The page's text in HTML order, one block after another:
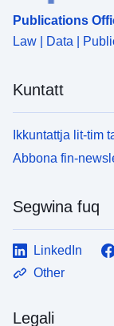
Publications
Law | Data |
Kuntatt
Ikkuntattja lit-tim
Abbona fin-
Segwina fuq
LinkedIn
Other
Legali